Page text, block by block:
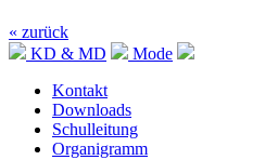
« zurück
KD & MD
Mode
Kontakt
Downloads
Schulleitung
Organigramm